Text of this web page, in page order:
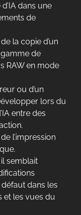
dans une
de
la copie d’un
de
RAW en mode
ou d’un
lors du
entre des
l’impression
semblait
dans les
et les vues du